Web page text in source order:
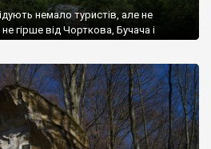
немало туристів, але не
гірше від Чорткова, Бучача і
раз були в цьому прекрасному
його привабливість у світлинах.
Краєвиди […]